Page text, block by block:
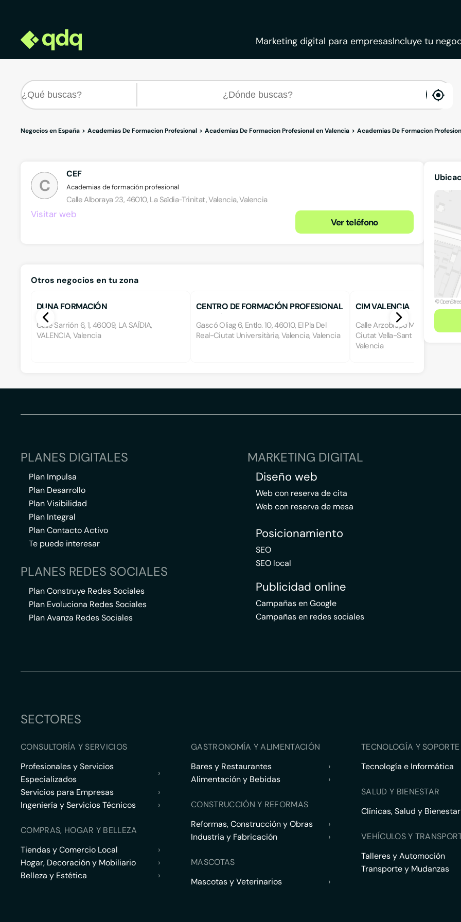
Marketing digital para empresasIncluye tu
Negocios en España Academias De Formacion Profesional Academias De Formacion Profesional en Valencia Academias De Formacion
C
CEF
Academias de formación profesional
Calle Alboraya 23, 46010, La Saïdia-Trinitat, Valencia, Valencia
Visitar web
Ver teléfono
Otros negocios en tu zona
DUNA FORMACIÓN
Calle Sarrión 6, 1, 46009, LA SAÏDIA,
VALENCIA, Valencia
CENTRO DE FORMACIÓN PROFESIONAL
Gascó Oliag 6, Entlo. 10, 46010, El Pla Del
Real-Ciutat Universitària, Valencia, Valencia
CIM VALENCIA
Calle Arzobispo Mayoral 11,
Ciutat Vella-Sant Francesc,
Valencia
PLANES DIGITALES
Plan Impulsa
Plan Desarrollo
Plan Visibilidad
Plan Integral
Plan Contacto Activo
Te puede interesar
PLANES REDES SOCIALES
Plan Construye Redes Sociales
Plan Evoluciona Redes Sociales
Plan Avanza Redes Sociales
MARKETING DIGITAL
Diseño web
Web con reserva de cita
Web con reserva de mesa
Posicionamiento
SEO
SEO local
Publicidad online
Campañas en Google
Campañas en redes sociales
SECTORES
CONSULTORÍA Y SERVICIOS
Profesionales y Servicios
Especializados
›
Servicios para Empresas
›
Ingeniería y Servicios Técnicos
›
COMPRAS, HOGAR Y BELLEZA
Tiendas y Comercio Local
›
Hogar, Decoración y Mobiliario
›
Belleza y Estética
›
GASTRONOMÍA Y ALIMENTACIÓN
Bares y Restaurantes
›
Alimentación y Bebidas
›
CONSTRUCCIÓN Y REFORMAS
Reformas, Construcción y Obras
›
Industria y Fabricación
›
MASCOTAS
Mascotas y Veterinarios
›
TECNOLOGÍA Y
Tecnología e Informática
SALUD Y BIENESTAR
Clínicas, Salud y Bienestar
VEHÍCULOS Y
Talleres y Automoción
Transporte y Mudanzas